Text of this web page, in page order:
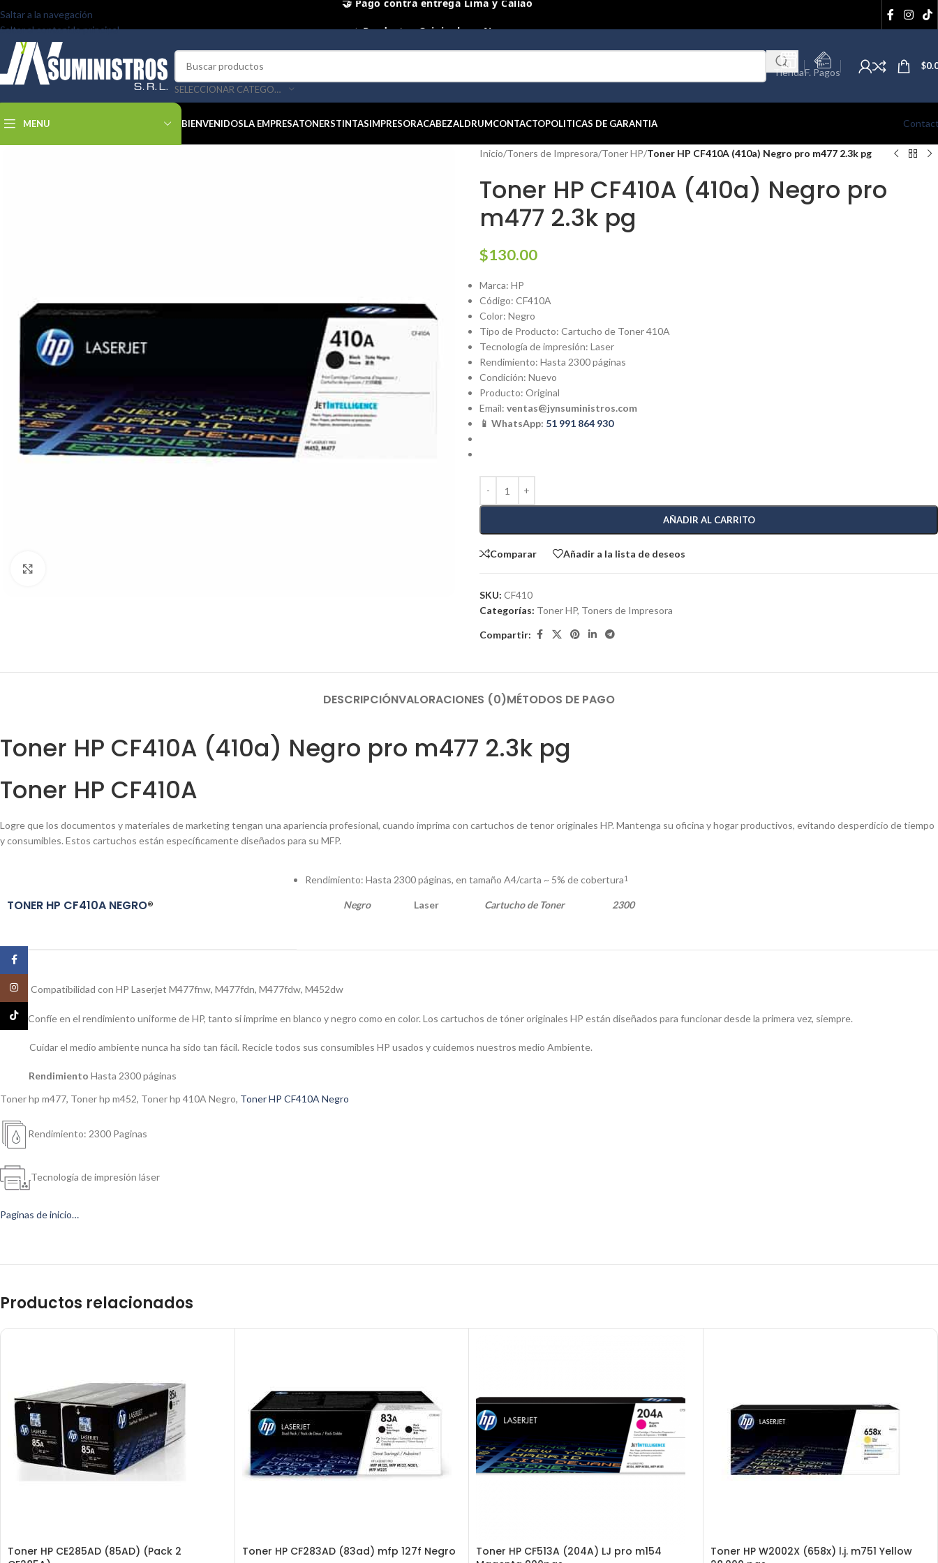
Saltar a la navegación
Saltar al contenido principal
SELECCIONAR CATEGORÍA
TiendaF. Pagos
$
MENU BIENVENIDOSLA EMPRESATONERSTINTASIMPRESORACABEZALDRUMCONTACTOPOLITICAS DE GARANTIA
Inicio/Toners de Impresora/Toner HP/Toner HP CF410A (410a) Negro pro m477 2.3k pg
Toner HP CF410A (410a) Negro pro
m477 2.3k pg
$130.00
Marca: HP
Código: CF410A
Color: Negro
Tipo de Producto: Cartucho de Toner 410A
Tecnología de impresión: Laser
Rendimiento: Hasta 2300 páginas
Condición: Nuevo
Producto: Original
Email: ventas@jynsuministros.com
📱 WhatsApp: 51 991 864 930
AÑADIR AL CARRITO
Comparar Añadir a la lista de deseos
SKU: CF410
Categorías: Toner HP, Toners de Impresora
Compartir:
DESCRIPCIÓNVALORACIONES (0)MÉTODOS DE PAGO
Toner HP CF410A (410a) Negro pro m477 2.3k pg
Toner HP CF410A
Logre que los documentos y materiales de marketing tengan una apariencia profesional, cuando imprima con cartuchos de tenor originales HP. Mantenga su oficina y hogar productivos, evitando desperdicio de tiempo
y consumibles. Estos cartuchos están específicamente diseñados para su MFP.
TONER HP CF410A NEGRO®
Rendimiento: Hasta 2300 páginas, en tamaño A4/carta ~ 5% de cobertura1
Negro Laser Cartucho de Toner 2300
Compatibilidad con HP Laserjet M477fnw, M477fdn, M477fdw, M452dw
Confíe en el rendimiento uniforme de HP, tanto si imprime en blanco y negro como en color. Los cartuchos de tóner originales HP están diseñados para funcionar desde la primera vez, siempre.
Cuidar el medio ambiente nunca ha sido tan fácil. Recicle todos sus consumibles HP usados y cuidemos nuestros medio Ambiente.
Rendimiento Hasta 2300 páginas
Toner hp m477, Toner hp m452, Toner hp 410A Negro, Toner HP CF410A Negro
Rendimiento: 2300 Paginas
Tecnología de impresión láser
Paginas de inicio…
Productos relacionados
Toner HP CE285AD (85AD) (Pack 2
Toner HP CF283AD (83ad) mfp 127f Negro
Toner HP CF513A (204A) LJ pro m154
Toner HP W2002X (658x) l.j. m751 Yellow
Instagram
TikTok